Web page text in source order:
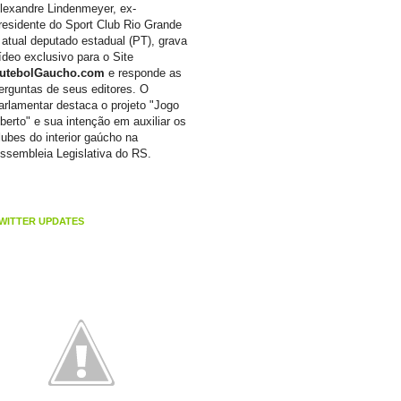
Lindenmeyer, ex-
do Sport Club Rio Grande
deputado estadual (PT), grava
exclusivo para o Site
e responde as
de seus editores. O
destaca o projeto "Jogo
e sua intenção em auxiliar os
do interior gaúcho na
Legislativa do RS.
UPDATES